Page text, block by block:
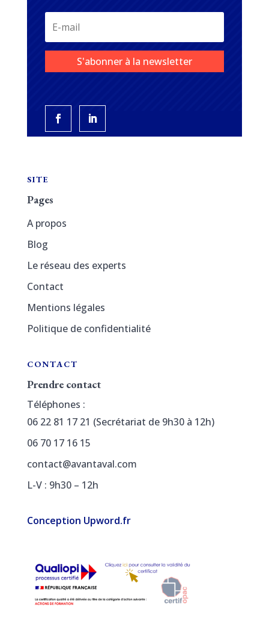
S'abonner à la newsletter
SITE
Pages
A propos
Blog
Le réseau des experts
Contact
Mentions légales
Politique de confidentialité
CONTACT
Prendre contact
Téléphones :
06 22 81 17 21 (Secrétariat de 9h30 à 12h)
06 70 17 16 15
contact@avantaval.com
L-V : 9h30 – 12h
Conception Upword.fr